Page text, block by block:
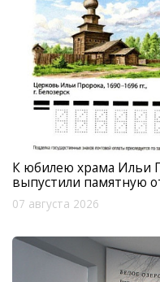
К юбилею храма Ильи
выпустили памятную
07 августа 2026